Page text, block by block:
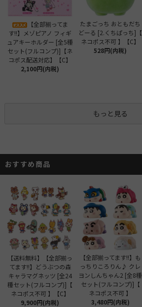
【全部揃ってま
す!!】メゾピアノ フィギ
ュアキーホルダー [全5種
セット(フルコンプ)]【ネ
コポス配送対応】【C】
2,100円(内税)
たまごっち おともだち
どーる [2.くちぱっち]【
ネコポス不可 】【C】
528円(内税)
もっと見る
おすすめ商品
【送料無料】【全部揃っ
てます!!】どうぶつの森
キャラマグネッツ [全24
種セット(フルコンプ)]【
ネコポス不可 】【C】
9,900円(内税)
【全部揃ってます!!】も
っちりころりん♪ クレ
ヨンしんちゃん2 [全8種
セット(フルコンプ)]【
ネコポス不可 】
3,480円(内税)